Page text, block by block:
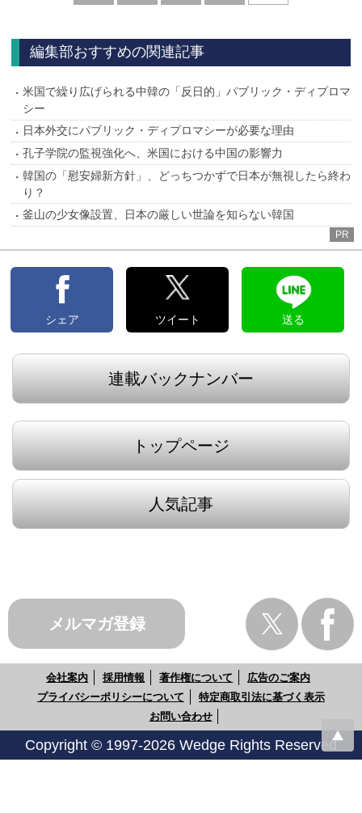
編集部おすすめの関連記事
米国で繰り広げられる中韓の「反日的」パブリック・ディプロマ
シー
日本外交にパブリック・ディプロマシーが必要な理由
孔子学院の監視強化へ、米国における中国の影響力
韓国の「慰安婦新方針」、どっちつかずで日本が無視したら終わ
り？
釜山の少女像設置、日本の厳しい世論を知らない韓国
PR
シェア ツイート 送る
連載バックナンバー
トップページ
人気記事
メルマガ登録
会社案内 採用情報 著作権について
広告のご案内
プライバシーポリシーについて
特定商取引法に基づく表示
お問い合わせ
Copyright © 1997-2026 Wedge Rights Reserved